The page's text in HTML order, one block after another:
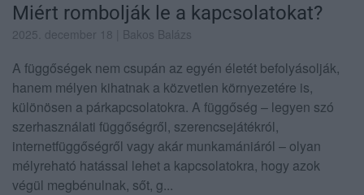
Miért rombolják le a kapcsolatokat?
2025. december 18 | Bakos Balázs
A függőségek nem csupán az egyén életét befolyásolják,
hanem mélyen kihatnak a közvetlen környezetére is,
különösen a párkapcsolatokra. A függőség – legyen szó
szerhasználati függőségről, szerencsejátékról,
internetfüggőségről vagy akár munkamániáról – olyan
mélyreható hatással lehet a kapcsolatokra, hogy azok
végül megbénulnak, sőt, g...